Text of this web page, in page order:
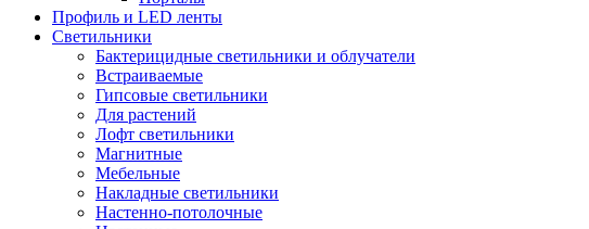
Профиль и LED ленты
Светильники
Бактерицидные светильники и облучатели
Встраиваемые
Гипсовые светильники
Для растений
Лофт светильники
Магнитные
Мебельные
Накладные светильники
Настенно-потолочные